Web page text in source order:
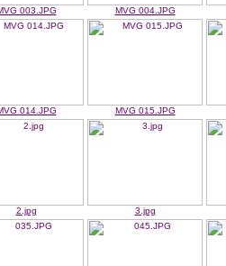
003.JPG MVG 004.JPG
014.JPG MVG 015.JPG
2.jpg 3.jpg